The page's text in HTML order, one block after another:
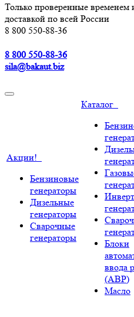
Только проверенные временем
доставкой по всей России
8 800 550-88-36
8 800 550-88-36
sila@bakaut.biz
Акции!
Бензиновые
генераторы
Дизельные
генераторы
Сварочные
генераторы
Каталог
Блоки
ввода
(АВР)
Масло